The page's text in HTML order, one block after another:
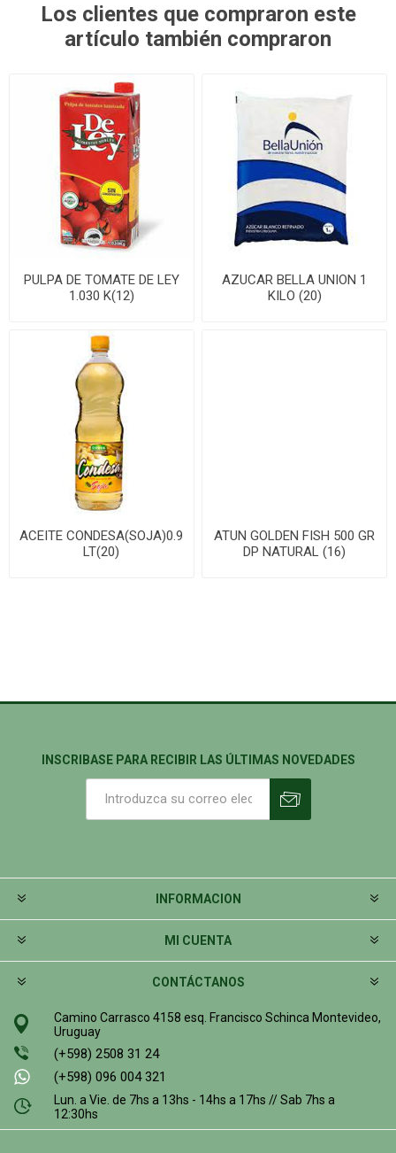
Los clientes que compraron este
artículo también compraron
PULPA DE TOMATE DE LEY
1.030 K(12)
AZUCAR BELLA UNION 1
KILO (20)
ACEITE CONDESA(SOJA)0.9
LT(20)
ATUN GOLDEN FISH 500 GR
DP NATURAL (16)
INSCRIBASE PARA RECIBIR LAS ÚLTIMAS NOVEDADES
INFORMACION
MI CUENTA
CONTÁCTANOS
Camino Carrasco 4158 esq. Francisco Schinca Montevideo,
Uruguay
(+598) 2508 31 24
(+598) 096 004 321
Lun. a Vie. de 7hs a 13hs - 14hs a 17hs // Sab 7hs a
12:30hs